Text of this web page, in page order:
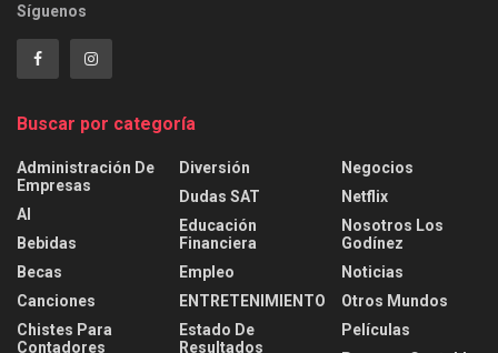
Síguenos
Buscar por categoría
Administración De
Empresas
AI
Bebidas
Becas
Canciones
Chistes Para
Contadores
Diversión
Dudas SAT
Educación
Financiera
Empleo
ENTRETENIMIENTO
Estado De
Resultados
Negocios
Netflix
Nosotros Los
Godínez
Noticias
Otros Mundos
Películas